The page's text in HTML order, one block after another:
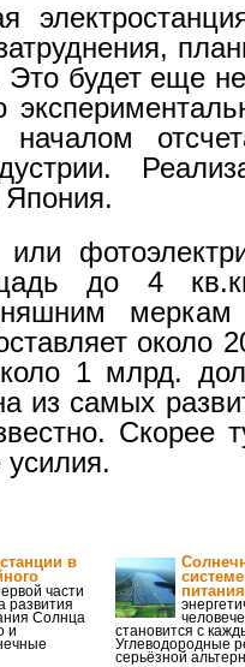
Это будет еще
Япония.
до 4
около
1 млрд.
из самых
Скорее
в
части
развития
Солнца
и становится с
Углеводородные
серьёзной